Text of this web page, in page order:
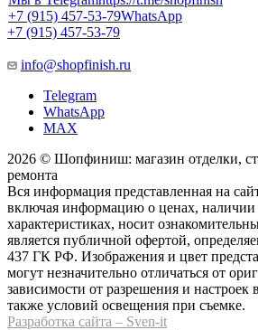
+7 (915) 457-53-79WhatsApp
+7 (915) 457-53-79
info@shopfinish.ru
Telegram
WhatsApp
MAX
2026 © Шопфиниш: магазин отделки,
ремонта
Вся информация представленная на
включая информацию о ценах, наличии
характеристиках, носит
является публичной офертой,
437 ГК РФ. Изображения и цвет
могут незначительно отличаться от
зависимости от разрешения и настроек
также условий освещения при съемке.
Разработка сайта – Sven-it